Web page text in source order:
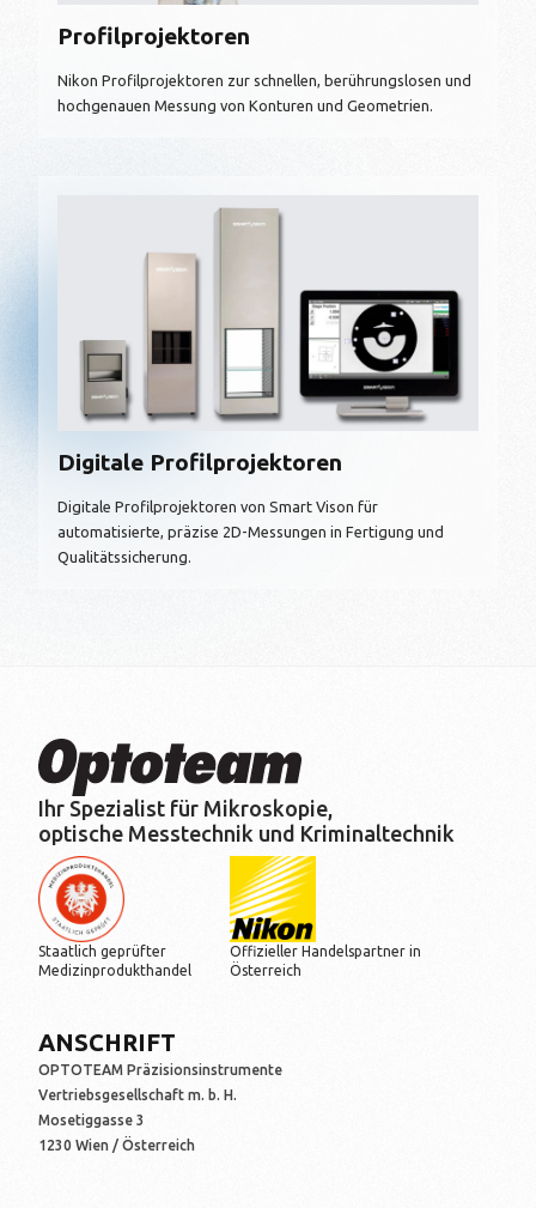
Profilprojektoren
Nikon Profilprojektoren zur schnellen, berührungslosen und
hochgenauen Messung von Konturen und Geometrien.
Digitale Profilprojektoren
Digitale Profilprojektoren von Smart Vison für
automatisierte, präzise 2D-Messungen in Fertigung und
Qualitätssicherung.
Ihr Spezialist für Mikroskopie,
optische Messtechnik und Kriminaltechnik
Staatlich geprüfter
Medizinprodukthandel
Offizieller Handelspartner in
Österreich
ANSCHRIFT
OPTOTEAM Präzisionsinstrumente
Vertriebsgesellschaft m. b. H.
Mosetiggasse 3
1230 Wien / Österreich